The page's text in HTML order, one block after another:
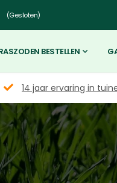
(Gesloten)
BESTELLEN
14 jaar ervaring in